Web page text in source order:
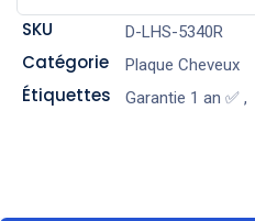
SKU D-LHS-5340R
Catégorie Plaque Cheveux
Étiquettes Garantie 1 an ✅,